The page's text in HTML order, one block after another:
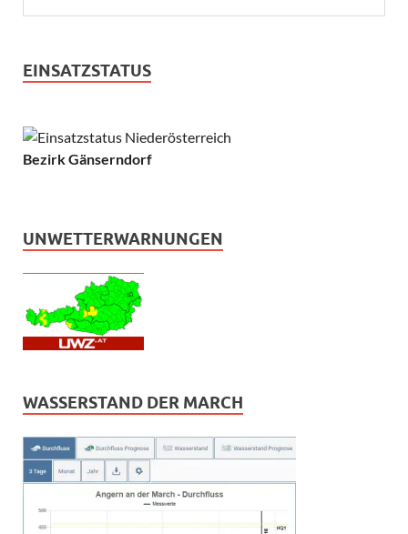
EINSATZSTATUS
Bezirk Gänserndorf
UNWETTERWARNUNGEN
WASSERSTAND DER MARCH